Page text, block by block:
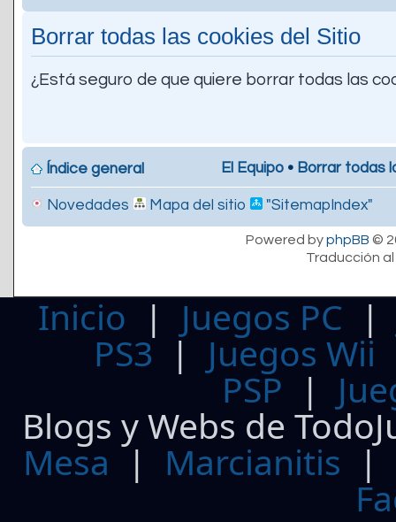
Borrar todas las cookies del Sitio
¿Está seguro de que quiere borrar todas las
Índice general El Equipo • Borrar todas
Novedades Mapa del sitio "SitemapIndex"
Powered byphpBB ©
Traducción
Inicio | Juegos PC
PS3| Juegos Wii
PSP |
Blogs y Webs de
Mesa | Marcianitis |